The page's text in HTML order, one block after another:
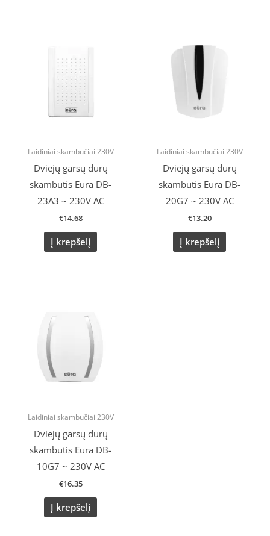
Laidiniai skambučiai 230V
Dviejų garsų durų
skambutis Eura DB-
23A3 ~ 230V AC
€14.68
Į krepšelį
Laidiniai skambučiai 230V
Dviejų garsų durų
skambutis Eura DB-
20G7 ~ 230V AC
€13.20
Į krepšelį
Laidiniai skambučiai 230V
Dviejų garsų durų
skambutis Eura DB-
10G7 ~ 230V AC
€16.35
Į krepšelį